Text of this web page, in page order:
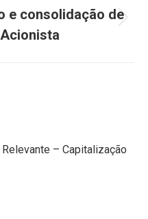
e consolidação de
– Capitalização